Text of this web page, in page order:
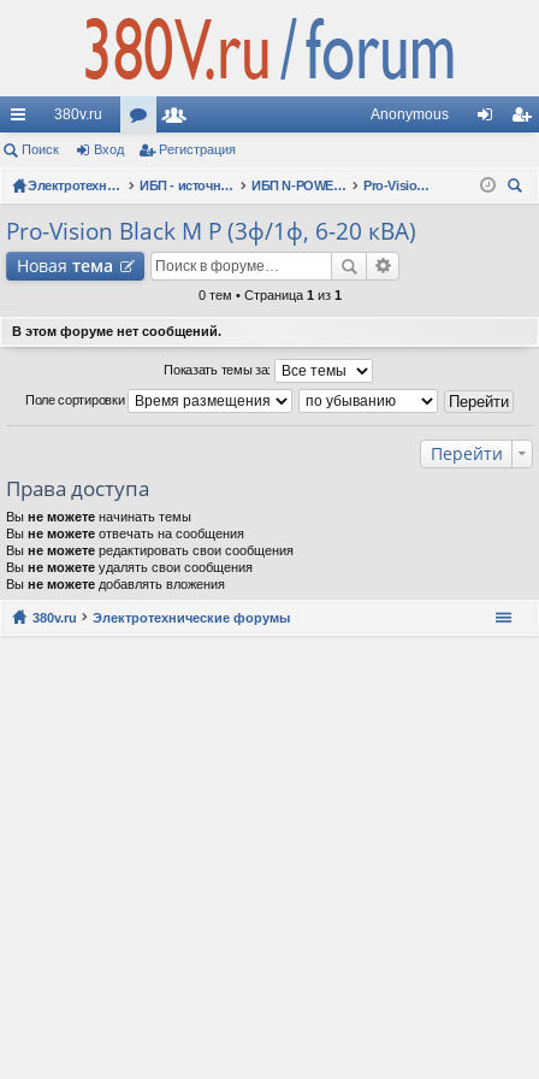
с
ы
лк
380v.ru
ор
ум
ы
ол
ьз
ов
ат
и
Anonymous
д ис
Поиск Вход Регистрация
Электротехнические форумы ИБП - источники бесперебойного питания ИБП N-POWER: новые модели (презентации, фотосессии, обзоры)
Pro-Vision Black M P (3ф/1ф, 6-20 кВА)
Pro-Vision Black M P (3ф/1ф, 6-20 кВА)
Новая тема
0 тем • Страница 1 из 1
В этом форуме нет сообщений.
Показать темы за:
Поле сортировки
Перейти
Права доступа
Вы не можете начинать темы
Вы не можете отвечать на сообщения
Вы не можете редактировать свои сообщения
Вы не можете удалять свои сообщения
Вы не можете добавлять вложения
380v.ru Электротехнические форумы